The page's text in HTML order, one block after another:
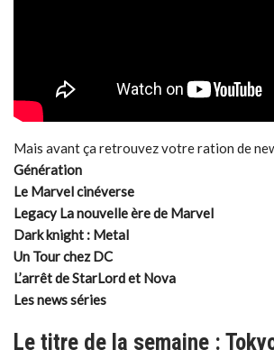
Mais avant ça retrouvez votre ration de
Génération
Le Marvel cinéverse
Legacy La nouvelle ère de Marvel
Dark knight : Metal
Un Tour chez DC
L’arrêt de StarLord et Nova
Les news séries
Le titre de la semaine :